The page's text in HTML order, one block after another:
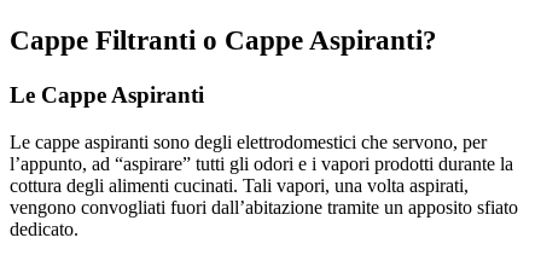
Cappe Filtranti o Cappe Aspiranti?
Le Cappe Aspiranti
Le cappe aspiranti sono degli elettrodomestici che servono, per
l’appunto, ad “aspirare” tutti gli odori e i vapori prodotti durante la
cottura degli alimenti cucinati. Tali vapori, una volta aspirati,
vengono convogliati fuori dall’abitazione tramite un apposito sfiato
dedicato.